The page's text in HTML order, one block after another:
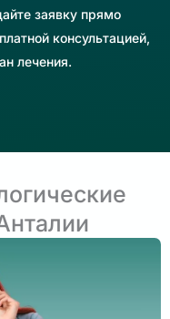
заявку прямо
консультацией,
лечения.